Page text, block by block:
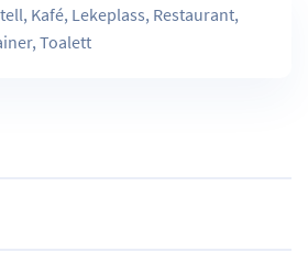
Kafé, Lekeplass, Restaurant,
Toalett